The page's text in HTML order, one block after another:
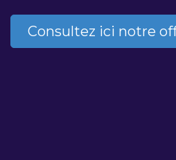
Consultez ici notre